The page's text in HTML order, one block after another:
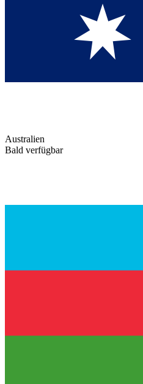
Australien
Bald verfügbar